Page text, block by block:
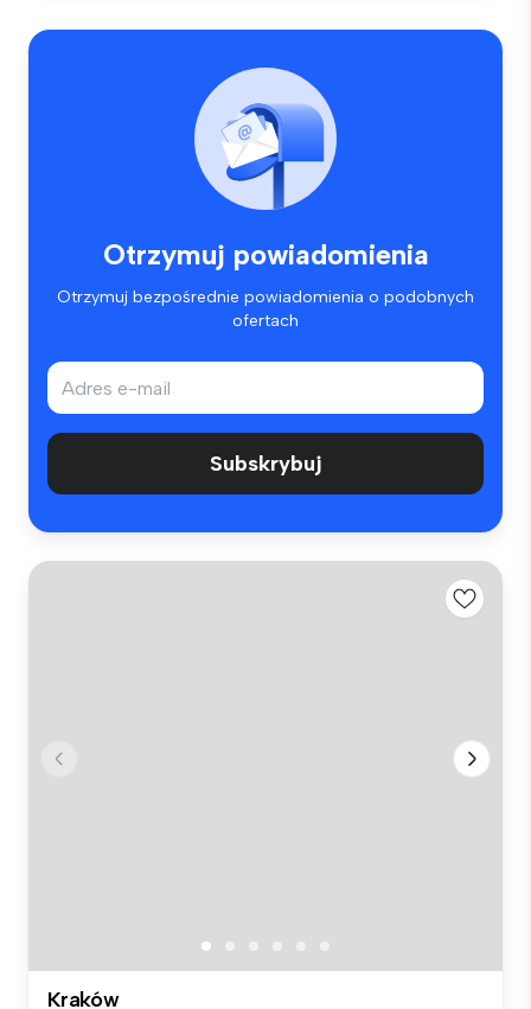
Otrzymuj powiadomienia
Otrzymuj bezpośrednie powiadomienia o podobnych
ofertach
Subskrybuj
Kraków